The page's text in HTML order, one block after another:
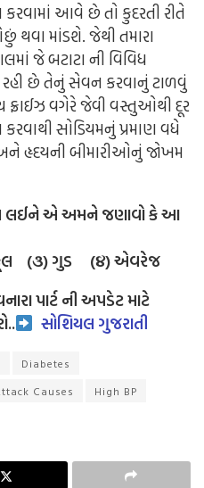
આવે છે તો કુદરતી રીતે
થવા માંડશે. જેથી તમારા
જે બટાટા ની વિવિધ
રહી છે તેનું સેવન કરવાનું ટાળવું
ફ્રાઈઝ વગેરે જેવી વસ્તુઓથી દૂર
સોડિયમનું પ્રમાણ વધે
હૃદયની બીમારીઓનું જોખમ
લઈને એ અમને જણાવો કે આ
ફૂલ (૩) ગુડ (૪) એવરેજ
પાર્ટ ની અપડેટ માટે
સોશિયલ ગુજરાતી
Diabetes
Causes
High BP